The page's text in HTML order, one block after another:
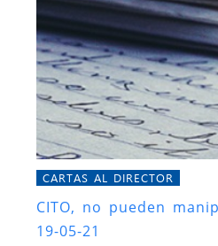
CARTAS AL DIRECTOR
CITO, no pueden
19-05-21